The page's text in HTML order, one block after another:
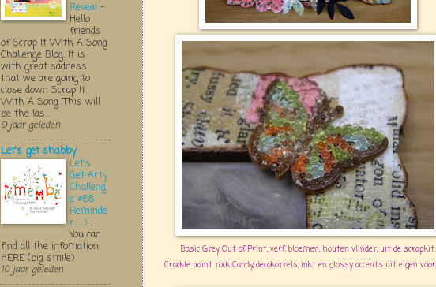
Basic Grey Out of Print, verf, bloemen, houten vlinder, uit de scrapkit.
Crackle paint rock Candy,decokorrels, inkt en glossy accents uit eigen
Reveal -
Hello
friends
of Scrap It With A Song
Challenge Blog. It is
with great sadness
that we are going to
close down Scrap It
With A Song. This will
be the las...
9 jaar geleden
Let's get shabby
Let's
Get Arty
Challeng
e #68
Reminde
r.....:) -
You can
find all the infomation
HERE (big smile)
10 jaar geleden